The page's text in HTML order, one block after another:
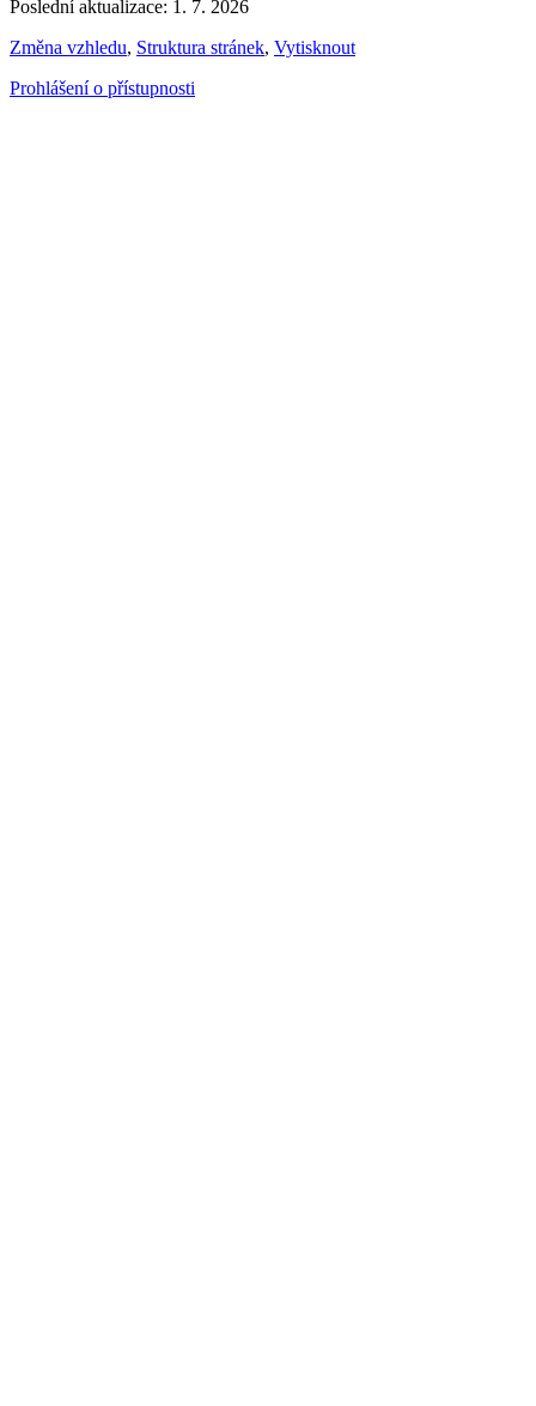
Poslední aktualizace: 1. 7. 2026
Změna vzhledu, Struktura stránek, Vytisknout
Prohlášení o přístupnosti